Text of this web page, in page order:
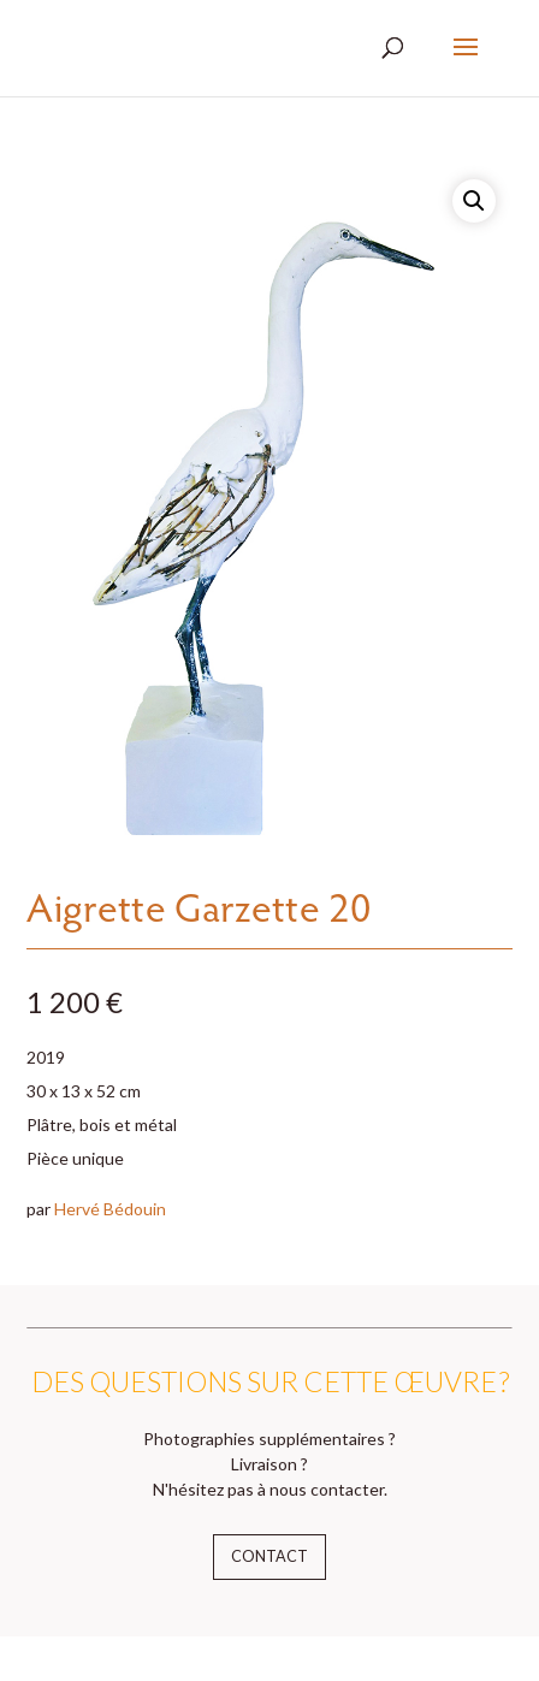
Aigrette Garzette 20
1 200 €
2019
30 x 13 x 52 cm
Plâtre, bois et métal
Pièce unique
parHervé Bédouin
DES QUESTIONS SUR CETTE ŒUVRE ?
Photographies supplémentaires ?
Livraison ?
N'hésitez pas à nous contacter.
CONTACT